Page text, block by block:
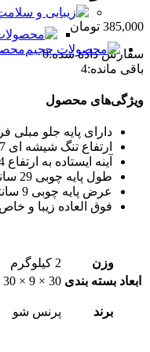
385,000 تومان
سفارش داده شده:0
باقی مانده:4
ویژگی‌های محصول
دارای پایه جلو مبلی
ارتفاع تنگ شیشه ای 17 سانتی متر
آینه ایستاده به ارتفاع 24 سانتی متر
طول پایه چوبی 29 سانتی متر
عرض پایه چوبی 9 سانتی متر
فوق العاده زیبا و خاص
وزن
2 کیلوگرم
ابعاد بسته بندی 30 × 9 × 30 سانتیمتر
برند پرنس شو